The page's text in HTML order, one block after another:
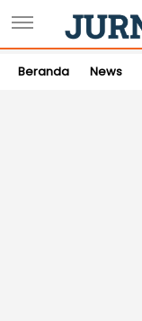
Beranda News